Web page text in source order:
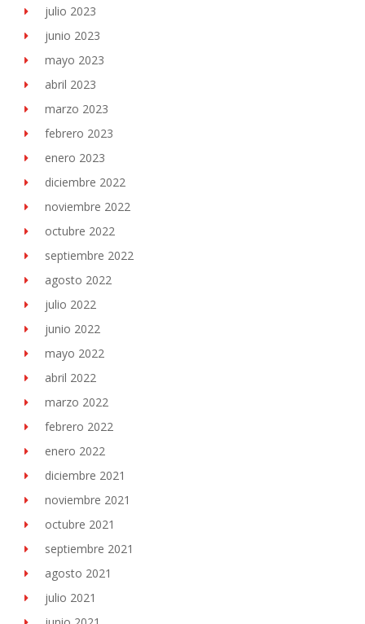
julio 2023
junio 2023
mayo 2023
abril 2023
marzo 2023
febrero 2023
enero 2023
diciembre 2022
noviembre 2022
octubre 2022
septiembre 2022
agosto 2022
julio 2022
junio 2022
mayo 2022
abril 2022
marzo 2022
febrero 2022
enero 2022
diciembre 2021
noviembre 2021
octubre 2021
septiembre 2021
agosto 2021
julio 2021